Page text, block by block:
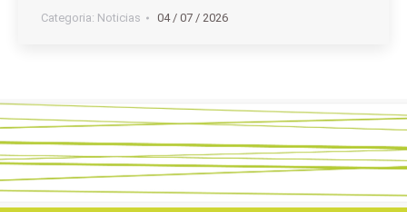
Categoria: Noticias 04 / 07 / 2026